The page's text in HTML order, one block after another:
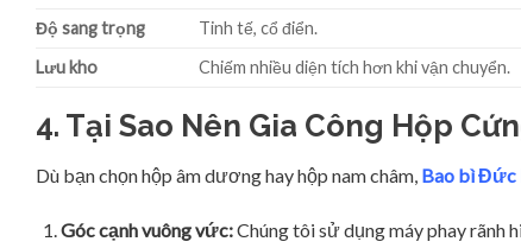
Độ sang trọng
Tinh tế, cổ điển.
Lưu kho
Chiếm nhiều diện tích hơn khi vận chuyển.
4. Tại Sao Nên Gia Công Hộp
Dù bạn chọn hộp âm dương hay hộp nam châm, Bao bì Đức
Góc cạnh vuông vức:Chúng tôi sử dụng máy phay rãnh